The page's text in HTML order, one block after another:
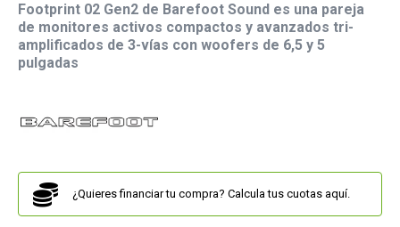
Footprint 02 Gen2 de Barefoot Sound es una pareja
de monitores activos compactos y avanzados tri-
amplificados de 3-vías con woofers de 6,5 y 5
pulgadas
¿Quieres financiar tu compra? Calcula tus cuotas aquí.